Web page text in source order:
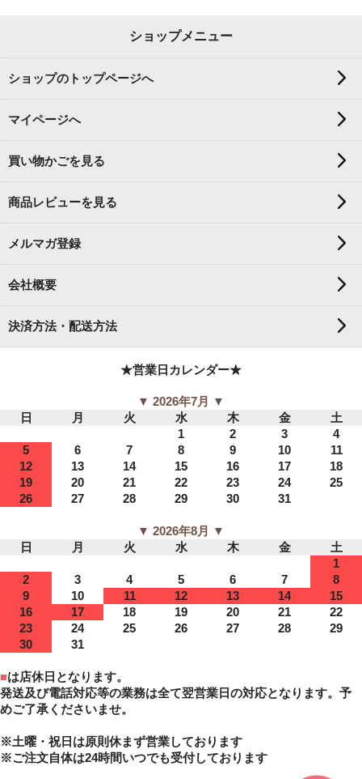
ショップメニュー
ショップのトップページへ
マイページへ
買い物かごを見る
商品レビューを見る
メルマガ登録
会社概要
決済方法・配送方法
★営業日カレンダー★
▼ 2026年7月 ▼
日
月 火 水 木 金
土
1
2 3
4
5
6 7 8 9 10
11
12
13 14 15 16 17
18
19
20 21 22 23 24
25
26
27 28 29 30 31
▼ 2026年8月 ▼
日
月 火 水 木 金
土
1
2
3 4 5 6 7
8
9
10 11 12 13 14
15
16
17 18 19 20 21
22
23
24 25 26 27 28
29
30
31
■は店休日となります。
発送及び電話対応等の業務は全て翌営業日の対応となります。予
めご了承くださいませ。
※土曜・祝日は原則休まず営業しております
※ご注文自体は24時間いつでも受付しております